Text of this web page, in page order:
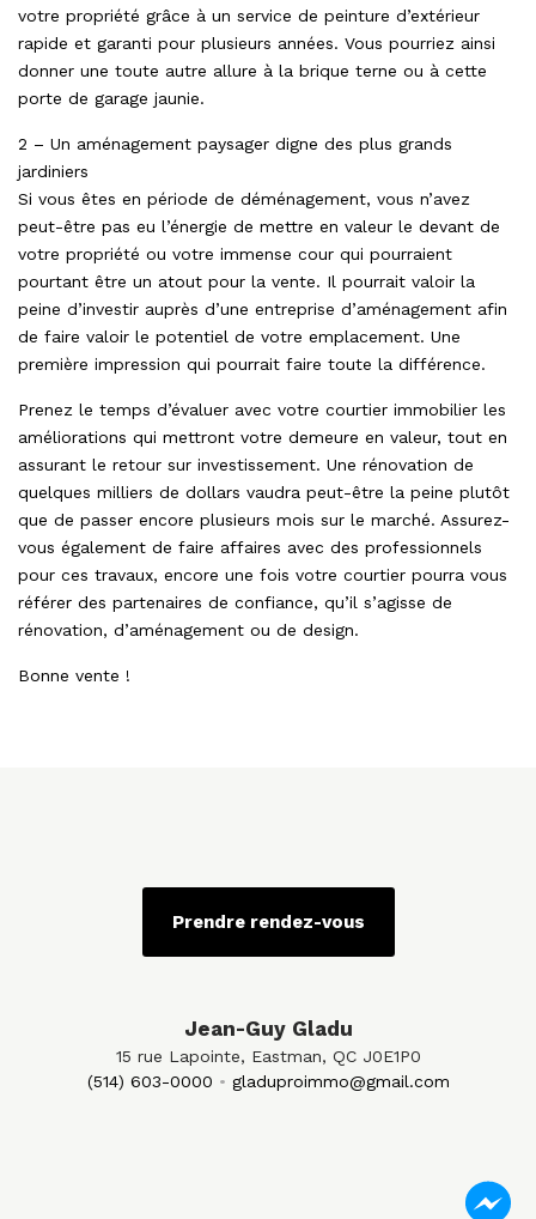
votre propriété grâce à un service de peinture d’extérieur
rapide et garanti pour plusieurs années. Vous pourriez ainsi
donner une toute autre allure à la brique terne ou à cette
porte de garage jaunie.
2 – Un aménagement paysager digne des plus grands
jardiniers
Si vous êtes en période de déménagement, vous n’avez
peut-être pas eu l’énergie de mettre en valeur le devant de
votre propriété ou votre immense cour qui pourraient
pourtant être un atout pour la vente. Il pourrait valoir la
peine d’investir auprès d’une entreprise d’aménagement afin
de faire valoir le potentiel de votre emplacement. Une
première impression qui pourrait faire toute la différence.
Prenez le temps d’évaluer avec votre courtier immobilier les
améliorations qui mettront votre demeure en valeur, tout en
assurant le retour sur investissement. Une rénovation de
quelques milliers de dollars vaudra peut-être la peine plutôt
que de passer encore plusieurs mois sur le marché. Assurez-
vous également de faire affaires avec des professionnels
pour ces travaux, encore une fois votre courtier pourra vous
référer des partenaires de confiance, qu’il s’agisse de
rénovation, d’aménagement ou de design.
Bonne vente !
Prendre rendez-vous
Jean-Guy Gladu
15 rue Lapointe, Eastman, QC J0E1P0
(514) 603-0000
gladuproimmo@gmail.com